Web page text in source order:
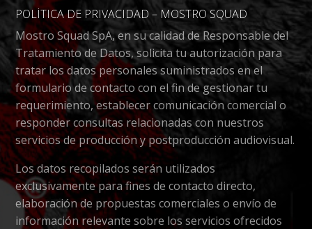
POLÍTICA DE PRIVACIDAD – MOSTRO SQUAD
Mostro Squad SpA, en su calidad de Responsable del
Tratamiento de Datos, solicita tu autorización para
tratar los datos personales suministrados en el
formulario de contacto con el fin de gestionar tu
requerimiento, establecer comunicación comercial o
responder consultas relacionadas con nuestros
servicios de producción y postproducción audiovisual.
Los datos recopilados serán utilizados
exclusivamente para fines de contacto directo,
elaboración de propuestas comerciales o envío de
información relevante sobre los servicios ofrecidos